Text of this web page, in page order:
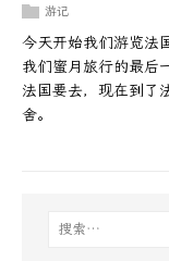
游记
今天开始我们游览法
我们蜜月旅行的最后
法国要去，现在到了
舍。